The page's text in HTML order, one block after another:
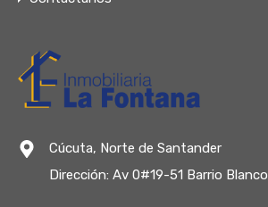
Cúcuta, Norte de Santander
Dirección: Av 0#19-51 Barrio Blanco